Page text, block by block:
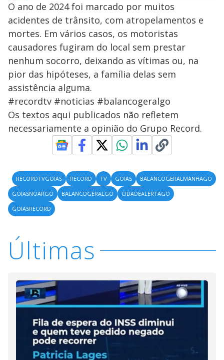
O ano de 2024 foi marcado por muitos
acidentes de trânsito, com atropelamentos e
mortes. Em vários casos, os motoristas
causadores fugiram do local sem prestar
nenhum socorro, deixando as vítimas ou, na
pior das hipóteses, a família delas sem
assistência alguma.
#recordtv #noticias #balancogeralgo
Os textos aqui publicados não refletem
necessariamente a opinião do Grupo Record.
RECORDTVGOIAS RECORD TV GOIAS
BALANCOGERALMANHAGO
GOIASNOARGO
BALANCOGERALGO
CIDADEALERTAGO
GOIASRECORD
Últimas